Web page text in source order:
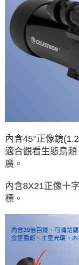
內含45°正像鏡
適合觀看生態鳥
廣。
內含8X21正像十
標。